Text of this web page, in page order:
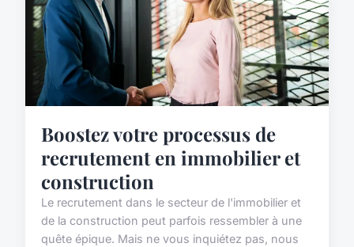
Boostez votre processus de
recrutement en immobilier et
construction
Le recrutement dans le secteur de l'immobilier et
de la construction peut parfois ressembler à une
quête épique. Mais ne vous inquiétez pas, nous